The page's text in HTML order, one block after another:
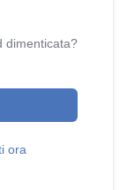
dimenticata?
ora